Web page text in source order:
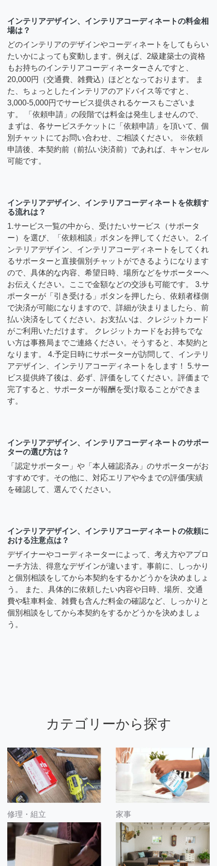
インテリアデザイン、インテリアコーディネートの料金相
場は？
どのインテリアのデザインやコーディネートをしてもらい
たいかによっても変動します。例えば、2級建築士の資格
もお持ちのインテリアコーディネーターさんですと、
20,000円（交通費、雑費込）ほどとなっております。 ま
た、ちょっとしたインテリアのアドバイス等ですと、
3,000-5,000円でサービス提供されるケースもございま
す。 「依頼申請」の段階では料金は発生しませんので、
まずは、各サービスチケットに「依頼申請」を頂いて、個
別チャットにてお問い合わせ、ご相談ください。 ※依頼
申請後、本契約前（前払い決済前）であれば、キャンセル
可能です。
インテリアデザイン、インテリアコーディネートを依頼す
る流れは？
1.サービス一覧の中から、受けたいサービス（サポータ
ー）を選び、「依頼相談」ボタンを押してください。 2.イ
ンテリアデザイン、インテリアコーディネートをしてくれ
るサポーターと直接個別チャットができるようになります
ので、具体的な内容、希望日時、場所などをサポーターへ
お伝えください。ここで金額などの交渉も可能です。 3.サ
ポーターが「引き受ける」ボタンを押したら、依頼者様側
で決済が可能になりますので、詳細が決まりましたら、前
払い決済をしてください。お支払いは、クレジットカード
がご利用いただけます。 クレジットカードをお持ちでな
い方は事務局までご連絡ください。そうすると、本契約と
なります。 4.予定日時にサポーターが訪問して、インテリ
アデザイン、インテリアコーディネートをします！ 5.サー
ビス提供終了後は、必ず、評価をしてください。評価まで
完了すると、サポーターが報酬を受け取ることができま
す。
インテリアデザイン、インテリアコーディネートのサポー
ターの選び方は？
「認定サポーター」や「本人確認済み」のサポーターがお
すすめです。その他に、対応エリアや今までの評価/実績
を確認して、選んでください。
インテリアデザイン、インテリアコーディネートの依頼に
おける注意点は？
デザイナーやコーディネーターによって、考え方やアプロ
ーチ方法、得意なデザインが違います。事前に、しっかり
と個別相談をしてから本契約をするかどうかを決めましょ
う。 また、具体的に依頼したい内容や日時、場所、交通
費や駐車料金、雑費も含んだ料金の確認など、しっかりと
個別相談をしてから本契約をするかどうかを決めましょ
う。
カテゴリーから探す
修理・組立 家事